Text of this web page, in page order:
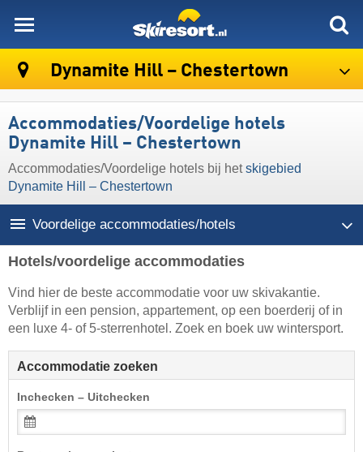
Dynamite Hill – Chestertown
Accommodaties/Voordelige hotels
Dynamite Hill – Chestertown
Accommodaties/Voordelige hotels bij hetskigebied
Dynamite Hill – Chestertown
Voordelige accommodaties/hotels
Hotels/voordelige accommodaties
Vind hier de beste accommodatie voor uw skivakantie.
Verblijf in een pension, appartement, op een boerderij of in
een luxe 4- of 5-sterrenhotel. Zoek en boek uw wintersport.
Accommodatie zoeken
Inchecken – Uitchecken